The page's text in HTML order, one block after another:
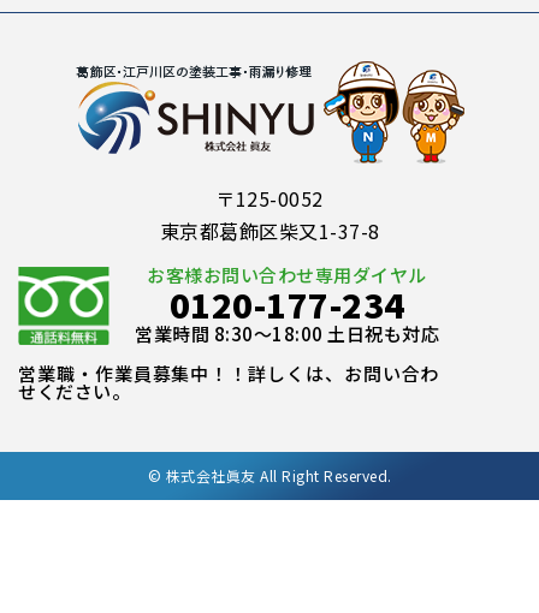
〒125-0052
東京都葛飾区柴又1-37-8
お客様お問い合わせ専用ダイヤル
0120-177-234
営業時間 8:30～18:00 土日祝も対応
営業職・作業員募集中！！詳しくは、お問い合わ
せください。
© 株式会社眞友 All Right Reserved.